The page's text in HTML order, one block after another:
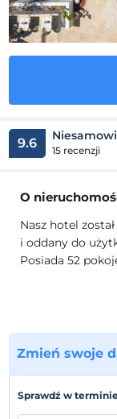
9.6 15 recenzji
O
Nasz hotel
i oddany do
Posiada 52
Nasz obiekt,
jest częstym
restauracja
menu.
Posiada 52
Zmień swoje
Sprawdź w